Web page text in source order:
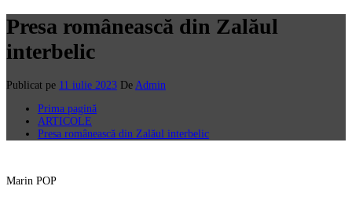
Presa românească din Zalăul
interbelic
Publicat pe 11 iulie 2023 De Admin
Prima pagină
ARTICOLE
Presa românească din Zalăul interbelic
Marin POP